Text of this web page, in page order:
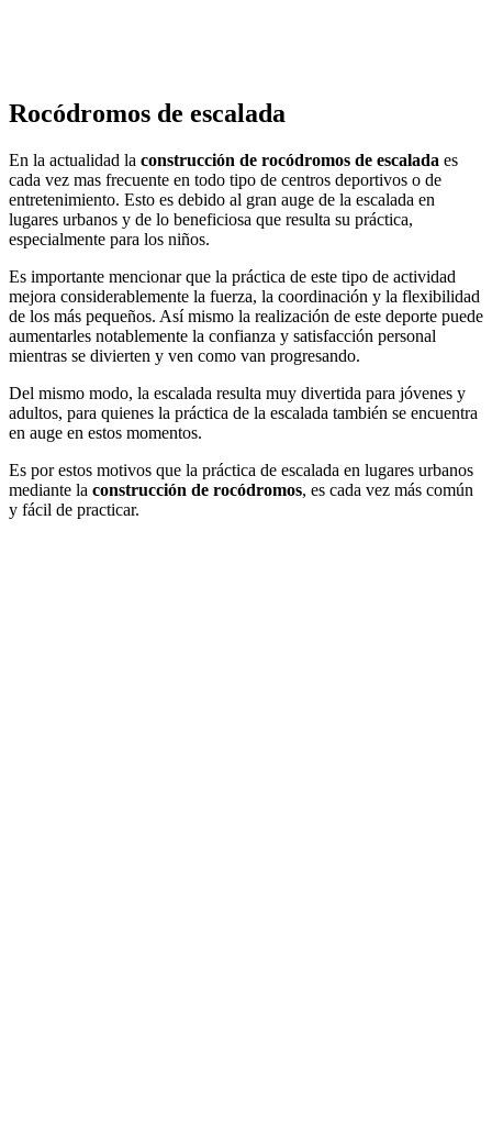
Rocódromos de escalada
En la actualidad la construcción de rocódromos de escalada es
cada vez mas frecuente en todo tipo de centros deportivos o de
entretenimiento. Esto es debido al gran auge de la escalada en
lugares urbanos y de lo beneficiosa que resulta su práctica,
especialmente para los niños.
Es importante mencionar que la práctica de este tipo de actividad
mejora considerablemente la fuerza, la coordinación y la flexibilidad
de los más pequeños. Así mismo la realización de este deporte puede
aumentarles notablemente la confianza y satisfacción personal
mientras se divierten y ven como van progresando.
Del mismo modo, la escalada resulta muy divertida para jóvenes y
adultos, para quienes la práctica de la escalada también se encuentra
en auge en estos momentos.
Es por estos motivos que la práctica de escalada en lugares urbanos
mediante la construcción de rocódromos, es cada vez más común
y fácil de practicar.